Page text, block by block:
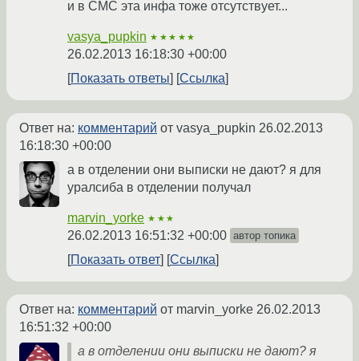
и в СМС эта инфа тоже отсутствует...
vasya_pupkin ★★★★★
26.02.2013 16:18:30 +00:00
Показать ответы
Ссылка
Ответ на: комментарий от vasya_pupkin 26.02.2013
16:18:30 +00:00
а в отделении они выписки не дают? я для
уралсиба в отделении получал
marvin_yorke ★★★
26.02.2013 16:51:32 +00:00 автор топика
Показать ответ Ссылка
Ответ на: комментарий от marvin_yorke 26.02.2013
16:51:32 +00:00
а в отделении они выписки не дают? я